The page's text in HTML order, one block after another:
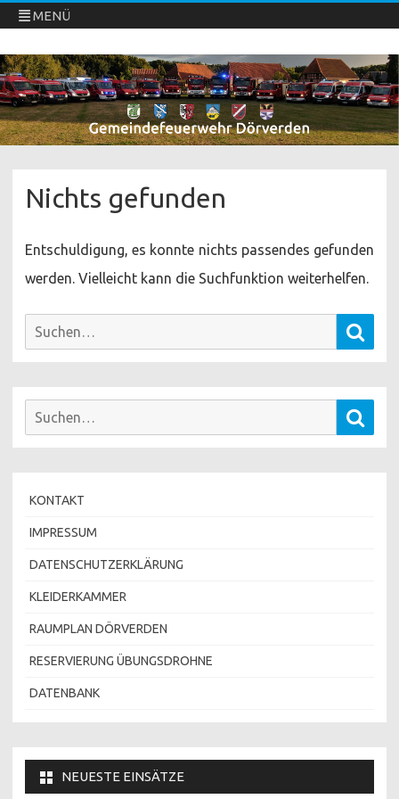
MENÜ
Freiwillige Feuerwehren Dörverden
Direkt
zum
Inhalt
springen
Nichts gefunden
Entschuldigung, es konnte nichts passendes gefunden
werden. Vielleicht kann die Suchfunktion weiterhelfen.
Suchen
Suchen
KONTAKT
IMPRESSUM
DATENSCHUTZERKLÄRUNG
KLEIDERKAMMER
RAUMPLAN DÖRVERDEN
RESERVIERUNG ÜBUNGSDROHNE
DATENBANK
NEUESTE EINSÄTZE